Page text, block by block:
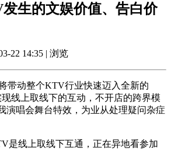
生的文娱价值、告白价
22 14:35 | 浏览
动整个KTV行业快速迈入全新的
线上取线下的互动，不开店的跨界模
演唱会舞台特效，为业从处理疑问杂症
线上取线下互通，正在异地看参加